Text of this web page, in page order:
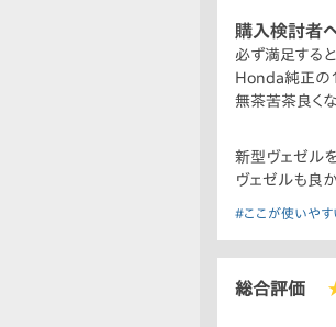
購入検討者
必ず満足すると
Honda純正の
無茶苦茶良くな
新型ヴェゼル
ヴェゼルも良
#ここが使いやす
総合評価